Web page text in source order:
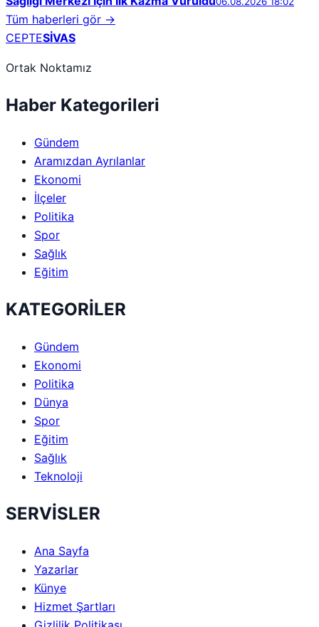
Tüm haberleri gör →
CEPTESİVAS
Ortak Noktamız
Haber Kategorileri
Gündem
Aramızdan Ayrılanlar
Ekonomi
İlçeler
Politika
Spor
Sağlık
Eğitim
KATEGORİLER
Gündem
Ekonomi
Politika
Dünya
Spor
Eğitim
Sağlık
Teknoloji
SERVİSLER
Ana Sayfa
Yazarlar
Künye
Hizmet Şartları